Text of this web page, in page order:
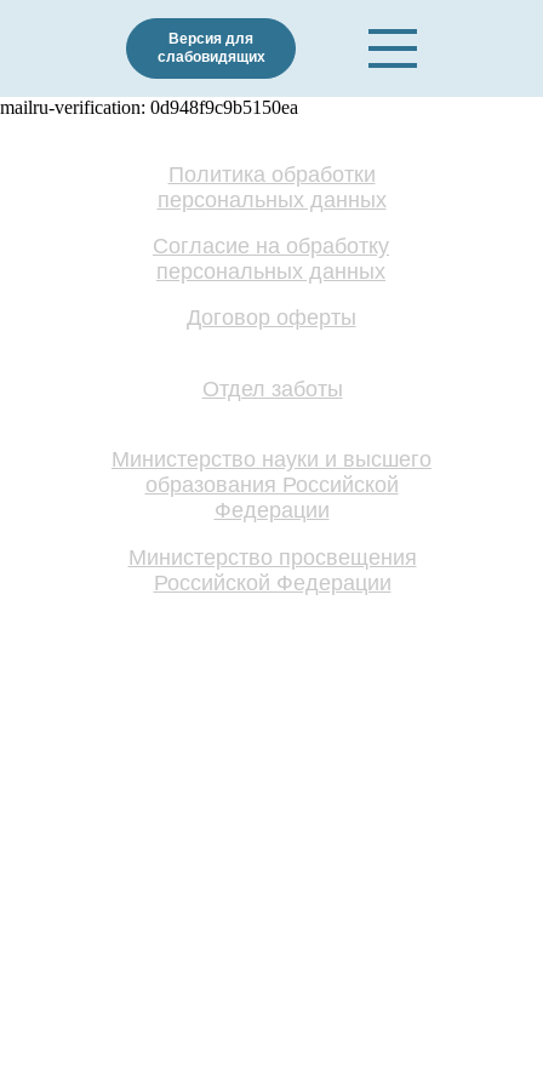
Версия для
слабовидящих
mailru-verification: 0d948f9c9b5150ea
Согласие на обработку
персональных данных
Политика обработки
персональных данных
Министерство науки и высшего
образования Российской
Федерации
Отдел заботы
Договор оферты
Министерство просвещения
Российской Федерации